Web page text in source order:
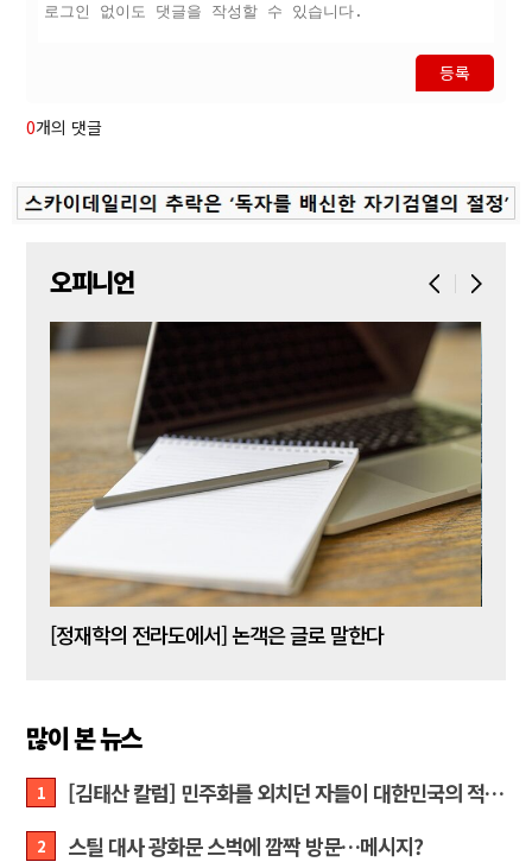
등록
0개의 댓글
오피니언
[정재학의 전라도에서] 논객은 글로 말한다
많이 본 뉴스
1 [김태산 칼럼] 민주화를 외치던 자들이 대한민국의 적이고 간첩이었다
2 스틸 대사 광화문 스벅에 깜짝 방문…메시지?